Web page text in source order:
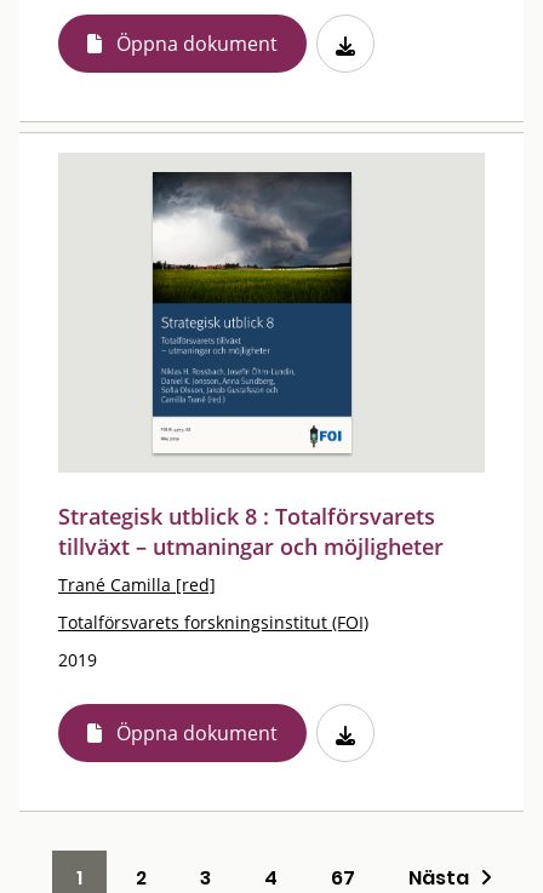
Öppna dokument
Strategisk utblick 8 : Totalförsvarets
tillväxt – utmaningar och möjligheter
Trané Camilla [red]
Totalförsvarets forskningsinstitut (FOI)
2019
Öppna dokument
1 2 3 4 67 Nästa